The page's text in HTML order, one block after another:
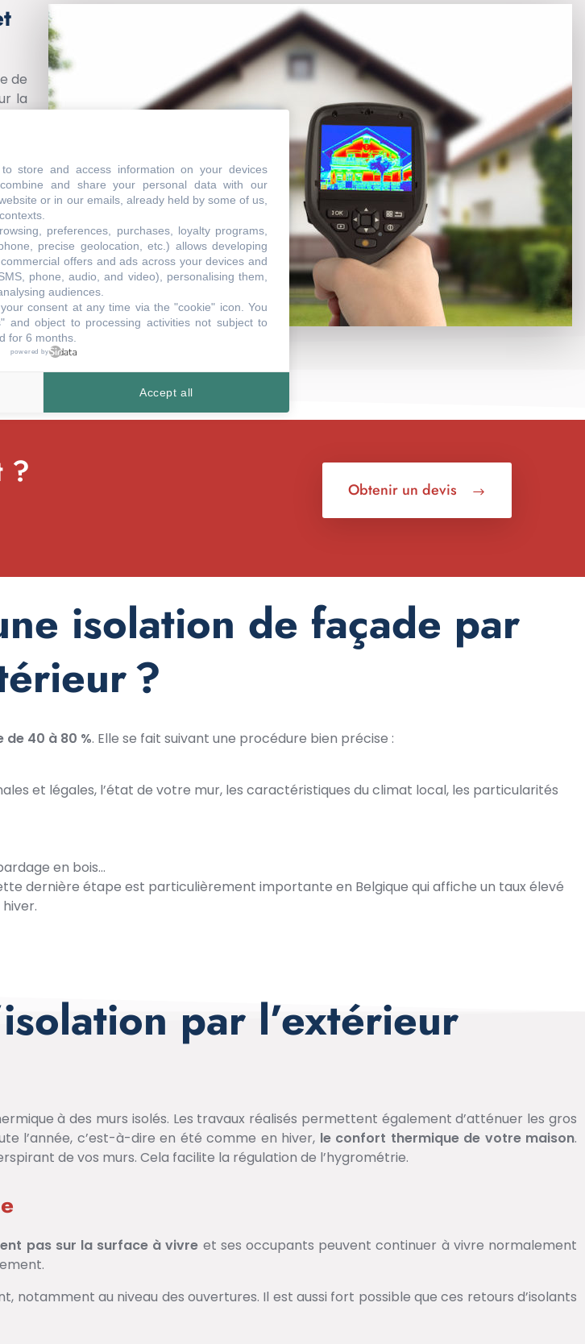
de
la
et
à
? Obtenir un devis
isolation de façade par
?
40 à 80 %. Elle se fait suivant une procédure bien précise :
et légales, l’état de votre mur, les caractéristiques du climat local, les particularités
en bois…
dernière étape est particulièrement importante en Belgique qui affiche un taux élevé
par l’extérieur
à des murs isolés. Les travaux réalisés permettent également d’atténuer les gros
l’année, c’est-à-dire en été comme en hiver, le confort thermique de votre maison.
de vos murs. Cela facilite la régulation de l’hygrométrie.
pas sur la surface à vivre et ses occupants peuvent continuer à vivre normalement
notamment au niveau des ouvertures. Il est aussi fort possible que ces retours d’isolants
to store and access information on your devices
and share your personal data with our
or in our emails, already held by some of us,
preferences, purchases, loyalty programs,
precise geolocation, etc.) allows developing
offers and ads across your devices and
phone, audio, and video), personalising them,
audiences.
consent at any time via the "cookie" icon . You
and object to processing activities not subject to
for 6 months.
powered by
Accept all